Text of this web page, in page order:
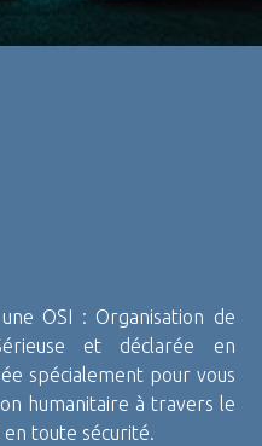
OSI : Organisation de
et déclarée en
spécialement pour vous
humanitaire à travers le
toute sécurité.